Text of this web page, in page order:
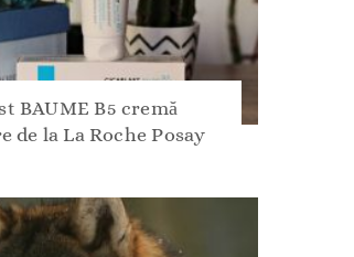
BAUME B5 cremă
de la La Roche Posay